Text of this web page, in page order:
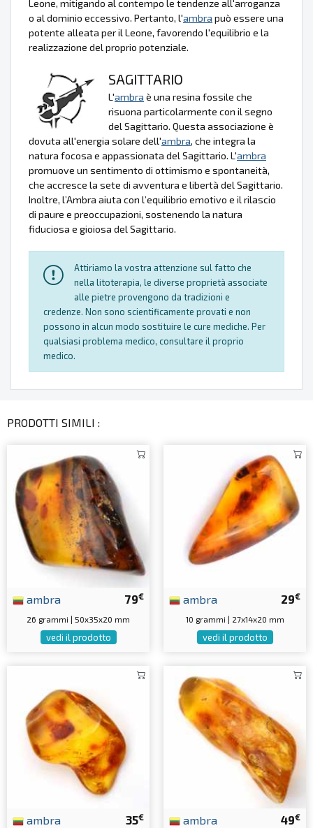
Leone, mitigando al contempo le tendenze all'arroganza
o al dominio eccessivo. Pertanto, l'ambra può essere una
potente alleata per il Leone, favorendo l'equilibrio e la
realizzazione del proprio potenziale.
SAGITTARIO
L'ambra è una resina fossile che
risuona particolarmente con il segno
del Sagittario. Questa associazione è
dovuta all'energia solare dell'ambra, che integra la
natura focosa e appassionata del Sagittario. L'ambra
promuove un sentimento di ottimismo e spontaneità,
che accresce la sete di avventura e libertà del Sagittario.
Inoltre, l’Ambra aiuta con l’equilibrio emotivo e il rilascio
di paure e preoccupazioni, sostenendo la natura
fiduciosa e gioiosa del Sagittario.
Attiriamo la vostra attenzione sul fatto che
nella litoterapia, le diverse proprietà associate
alle pietre provengono da tradizioni e
credenze. Non sono scientificamente provati e non
possono in alcun modo sostituire le cure mediche. Per
qualsiasi problema medico, consultare il proprio
medico.
PRODOTTI SIMILI :
79€
ambra
26 grammi | 50x35x20 mm
vedi il prodotto
29€
ambra
10 grammi | 27x14x20 mm
vedi il prodotto
35€
ambra 49€
ambra